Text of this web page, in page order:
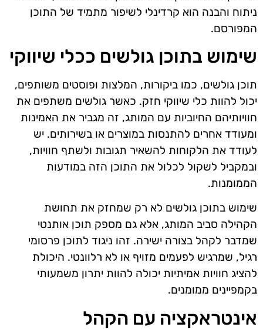
ניתוח והבנה הוא קרדינלי לשיפור מתמיד של התוכן
המפורסם.
שימוש בתוכן גולשים ככלי שיווקי
תוכן גולשים, כמו ביקורות, המלצות ופוסטים משותפים,
יכול להוות כלי שיווקי חזק. כאשר גולשים משתפים את
חוויותיהם החיוביות עם המותג, זה מגביר את האמינות
ומעודד אחרים להתנסות במוצרים או בשירותים. יש
לעודד את הלקוחות להשאיר תגובות ולשתף חוויות,
ובמקביל לשקול לכלול את התוכן הזה במודעות
הממומנות.
שימוש בתוכן גולשים לא רק שמחזק את תחושת
הקהילה סביב המותג, אלא גם מספק תוכן אותנטי
שמדבר לקהל בצורה ישירה. זהו ניגוד לתוכן פרסומי
רגיל, שמרגיש לפעמים מזויף או לא רלוונטי. היכולת
להציג חוויות אמיתיות יכולה להוות יתרון משמעותי
בקמפיינים ממומנים.
אינטראקציה עם הקהל